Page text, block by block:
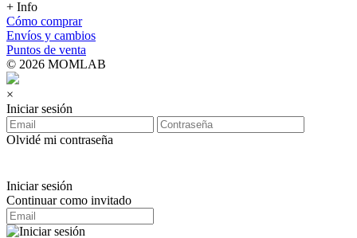
+ Info
Cómo comprar
Envíos y cambios
Puntos de venta
© 2026 MOMLAB
×
Iniciar sesión
Olvidé mi contraseña
Iniciar sesión
Continuar como invitado